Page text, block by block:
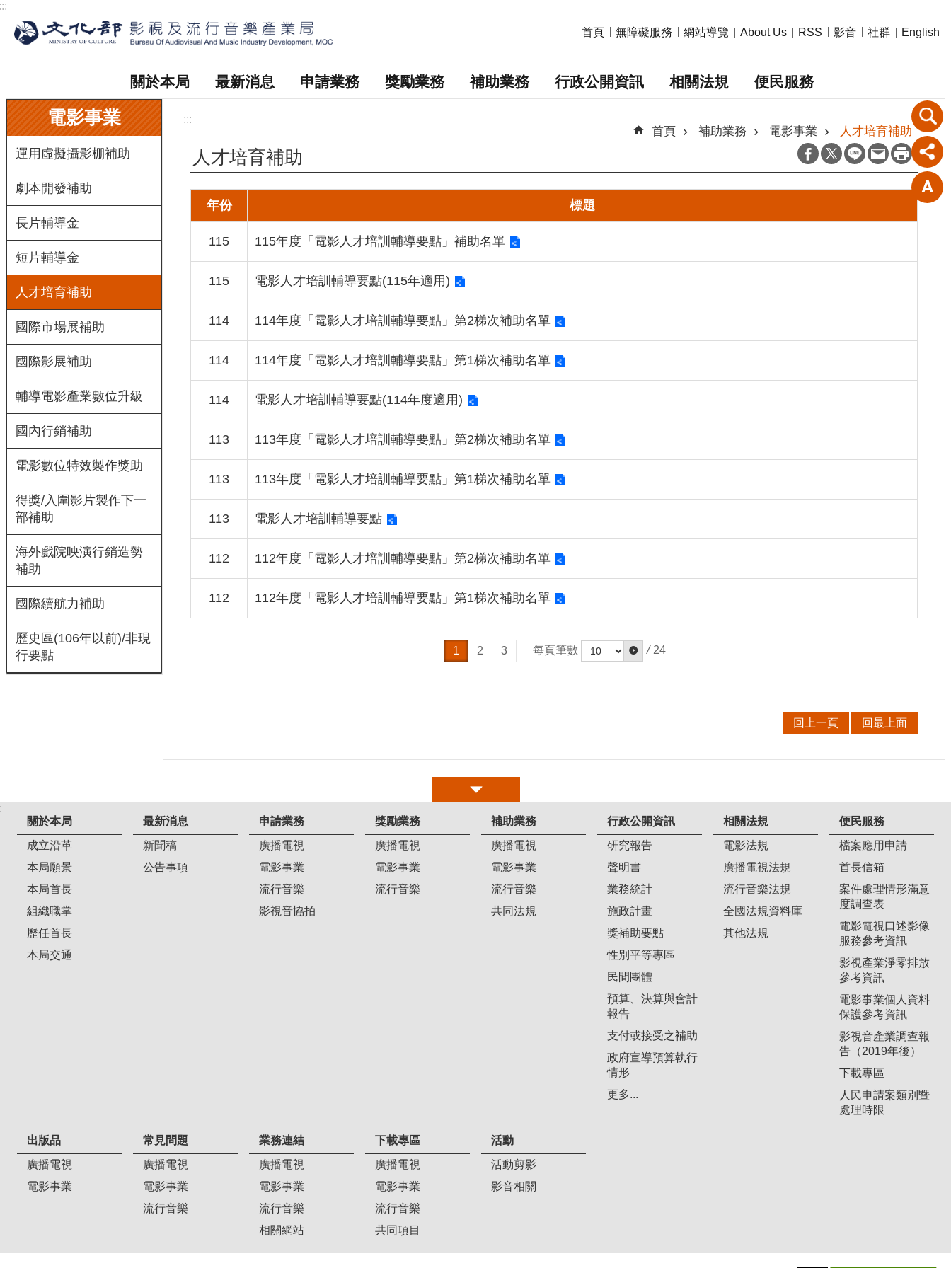
首頁 無障礙服務 網站導覽 About Us RSS 影音 社群 English
關於本局 最新消息 申請業務 獎勵業務 補助業務 行政公開資訊 相關法規 便民服務
:::
電影事業
運用虛擬攝影棚補助
劇本開發補助
長片輔導金
短片輔導金
人才培育補助
國際市場展補助
國際影展補助
輔導電影產業數位升級
國內行銷補助
電影數位特效製作獎助
得獎/入圍影片製作下一
部補助
海外戲院映演行銷造勢
補助
國際續航力補助
歷史區(106年以前)/非現
行要點
:::
首頁 補助業務 電影事業 人才培育補助
人才培育補助
年份 標題
115 115年度「電影人才培訓輔導要點」補助名單
115 電影人才培訓輔導要點(115年適用)
114 114年度「電影人才培訓輔導要點」第2梯次補助名單
114 114年度「電影人才培訓輔導要點」第1梯次補助名單
114 電影人才培訓輔導要點(114年度適用)
113 113年度「電影人才培訓輔導要點」第2梯次補助名單
113 113年度「電影人才培訓輔導要點」第1梯次補助名單
113 電影人才培訓輔導要點
112 112年度「電影人才培訓輔導要點」第2梯次補助名單
112 112年度「電影人才培訓輔導要點」第1梯次補助名單
1 2 3 每頁筆數 / 24
回上一頁 回最上面
關於本局
成立沿革
本局願景
本局首長
組織職掌
歷任首長
本局交通
最新消息
新聞稿
公告事項
申請業務
廣播電視
電影事業
流行音樂
影視音協拍
獎勵業務
廣播電視
電影事業
流行音樂
補助業務
廣播電視
電影事業
流行音樂
共同法規
行政公開資訊
研究報告
聲明書
業務統計
施政計畫
獎補助要點
性別平等專區
民間團體
預算、決算與會計
報告
支付或接受之補助
政府宣導預算執行
情形
更多...
相關法規
電影法規
廣播電視法規
流行音樂法規
全國法規資料庫
其他法規
便民服務
檔案應用申請
首長信箱
案件處理情形滿意
度調查表
電影電視口述影像
服務參考資訊
影視產業淨零排放
參考資訊
電影事業個人資料
保護參考資訊
影視音產業調查報
告（2019年後）
下載專區
人民申請案類別暨
處理時限
出版品
廣播電視
電影事業
常見問題
廣播電視
電影事業
流行音樂
業務連結
廣播電視
電影事業
流行音樂
相關網站
下載專區
廣播電視
電影事業
流行音樂
共同項目
活動
活動剪影
影音相關